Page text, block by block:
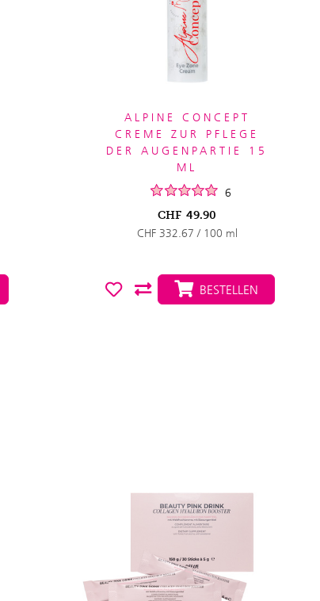
ALPINE CONCEPT
CREME ZUR PFLEGE
DER AUGENPARTIE 15
ML
6
CHF 49.90
CHF 332.67 / 100 ml
BESTELLEN